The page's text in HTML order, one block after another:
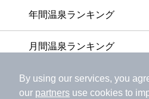
By using our services, you
our partners use cookies to
年間温泉ランキング
月間温泉ランキング
サウナランキング